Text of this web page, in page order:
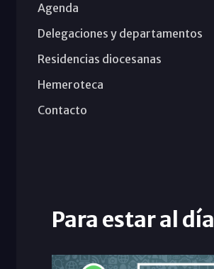
Agenda
Delegaciones y departamentos
Residencias diocesanas
Hemeroteca
Contacto
Para estar al día